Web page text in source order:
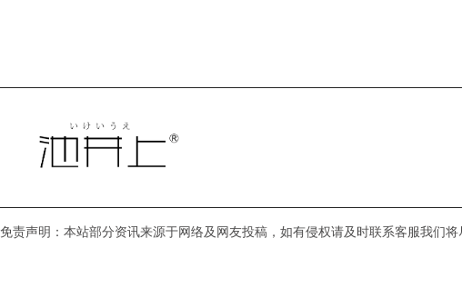
免责声明：本站部分资讯来源于网络及网友投稿，如有侵权请及时联系客服我们将